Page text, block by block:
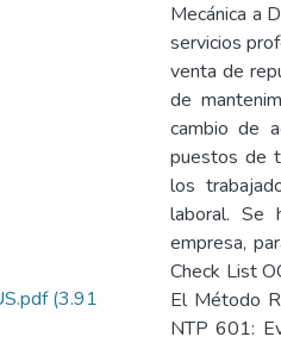
(3.91
Mecánica a
servicios
venta de
de
cambio de
puestos de
los
laboral. Se
empresa,
Check List
El Método
NTP 601: